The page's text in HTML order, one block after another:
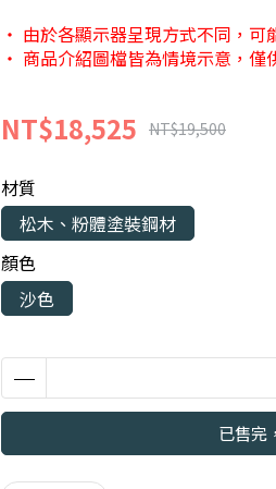
・ 由於各顯示器呈現方式不同，
・ 商品介紹圖檔皆為情境示意，僅
NT$18,525 NT$19,500
材質
松木、粉體塗裝鋼材
顏色
沙色
已售完